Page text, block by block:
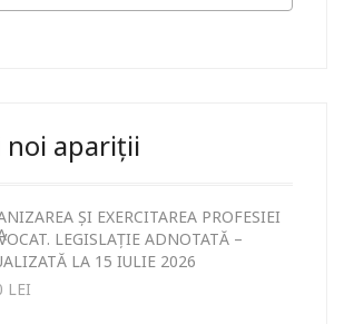
noi apariții
ȘI EXERCITAREA PROFESIEI
LEGISLAȚIE ADNOTATĂ –
LA 15 IULIE 2026
LEI